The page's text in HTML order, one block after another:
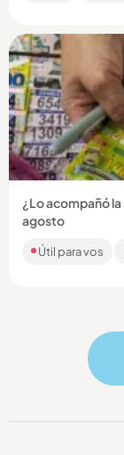
¿Lo acompañó
agosto
Como cada día,
chances y
Útil para vos